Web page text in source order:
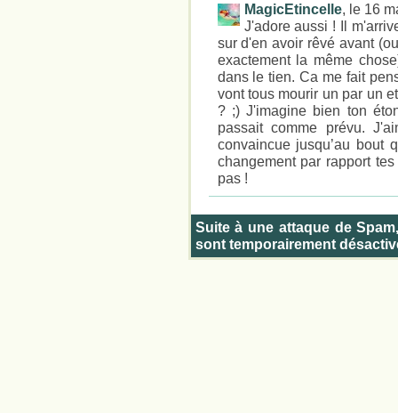
MagicEtincelle, le 16
J'adore aussi ! Il
sur d'en avoir rêvé avant
exactement la même
dans le tien. Ca me fait
vont tous mourir un par un
? ;) J'imagine bien ton
passait comme prévu.
convaincue jusqu’au bout
changement par rapport
pas !
Suite à une attaque de
sont temporairement